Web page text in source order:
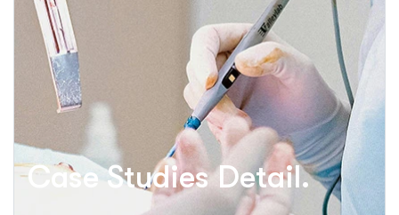
Case Studies Detail.